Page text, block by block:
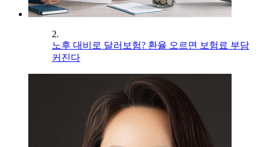
2.
노후 대비로 달러보험? 환율 오르면 보험료 부담
커진다